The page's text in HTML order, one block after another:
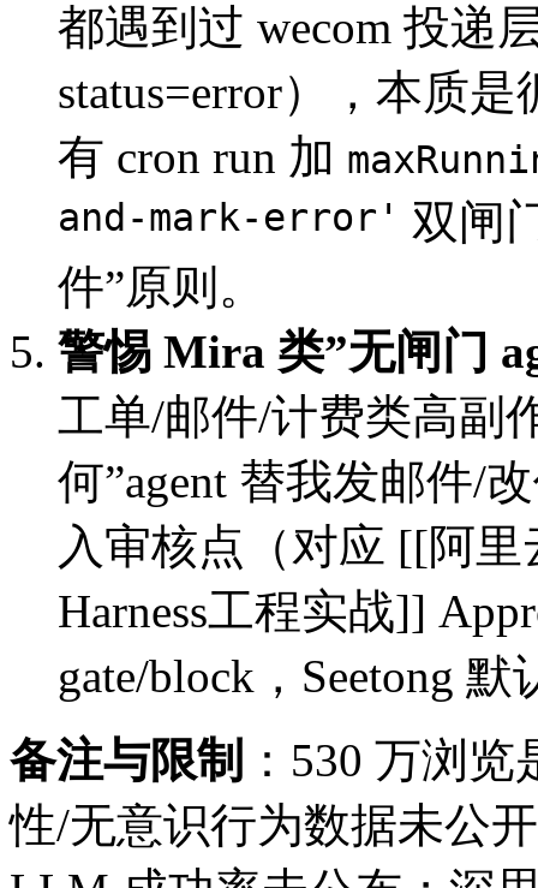
都遇到过 wecom 投递
status=error），本质
有 cron run 加
and-mark-error' 双闸
件”原则。
警惕 Mira 类”无闸门
工单/邮件/计费类高副
何”agent 替我发邮件/
入审核点（对应 [[阿
Harness工程实战]]
gate/block，Seetong 默
备注与限制
：530 万浏
性/无意识行为数据未公